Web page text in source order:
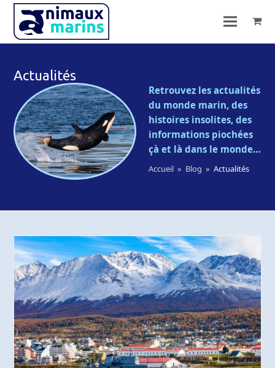
Actualités
Retrouvez les actualités
du monde marin, des
histoires insolites, des
informations piochées
çà et là dans le monde…
Accueil » Blog » Actualités